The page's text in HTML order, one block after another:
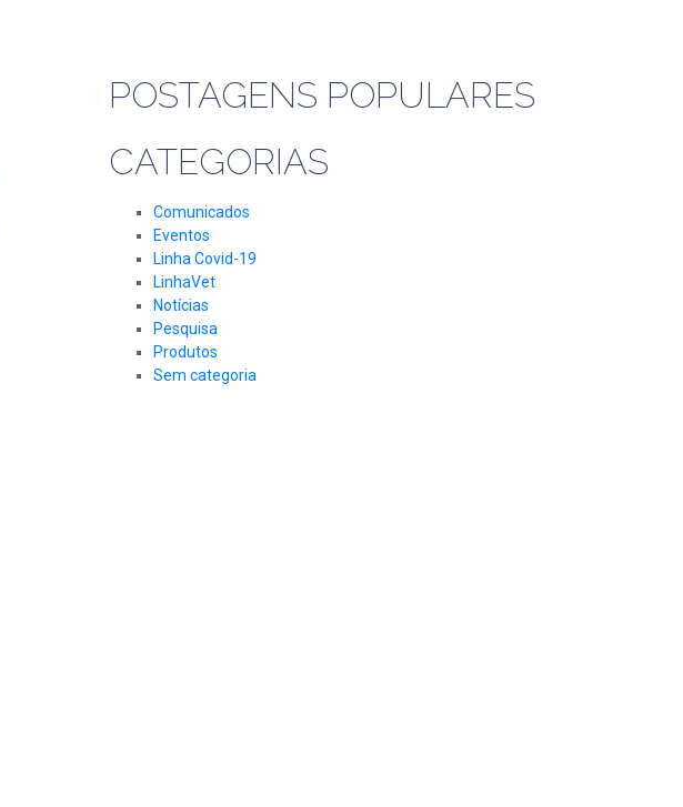
POSTAGENS POPULARES
CATEGORIAS
Comunicados
Eventos
Linha Covid-19
LinhaVet
Notícias
Pesquisa
Produtos
Sem categoria